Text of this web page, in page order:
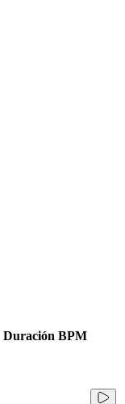
Duración BPM